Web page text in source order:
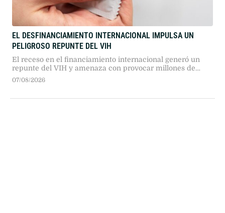
EL DESFINANCIAMIENTO INTERNACIONAL IMPULSA UN
PELIGROSO REPUNTE DEL VIH
El receso en el financiamiento internacional generó un
repunte del VIH y amenaza con provocar millones de
contagios. A pesar de los importantes avances científicos
comprometen la distribución y la atención médica.